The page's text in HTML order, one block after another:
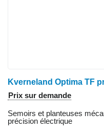
Kverneland Optima TF
Prix sur demande
Semoirs et planteuses
précision électrique